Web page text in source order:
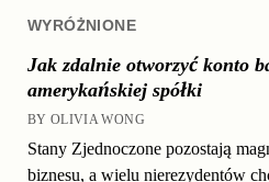
WYRÓŻNIONE
Jak zdalnie otworzyć konto
amerykańskiej spółki
BY OLIVIA WONG
Stany Zjednoczone pozostają
biznesu, a wielu nierezydentów